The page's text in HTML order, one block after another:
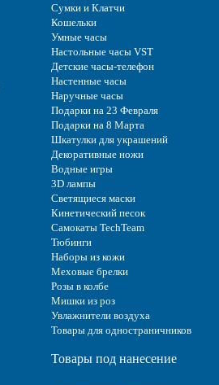
Сумки и Клатчи
Кошельки
Умные часы
Настольные часы VST
Детские часы-телефон
Настенные часы
Наручные часы
Подарки на 23 Февраля
Подарки на 8 Марта
Шкатулки для украшений
Декоративные ножи
Водные игры
3D лампы
Светящиеся маски
Кинетический песок
Самокаты TechTeam
Тюбинги
Наборы из кожи
Меховые брелки
Розы в колбе
Мишки из роз
Увлажнители воздуха
Товары для одностраничников
Товары под нанесение